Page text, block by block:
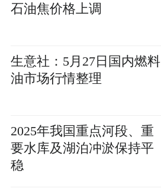
石油焦价格上调
生意社：5月27日国内燃料
油市场行情整理
2025年我国重点河段、重
要水库及湖泊冲淤保持平
稳